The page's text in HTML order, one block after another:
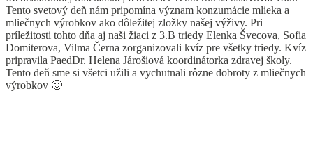
Tento svetový deň nám pripomína význam konzumácie mlieka a
mliečnych výrobkov ako dôležitej zložky našej výživy. Pri
príležitosti tohto dňa aj naši žiaci z 3.B triedy Elenka Švecova, Sofia
Domiterova, Vilma Černa zorganizovali kvíz pre všetky triedy. Kvíz
pripravila PaedDr. Helena Járošiová koordinátorka zdravej školy.
Tento deň sme si všetci užili a vychutnali rôzne dobroty z mliečnych
výrobkov 🙂